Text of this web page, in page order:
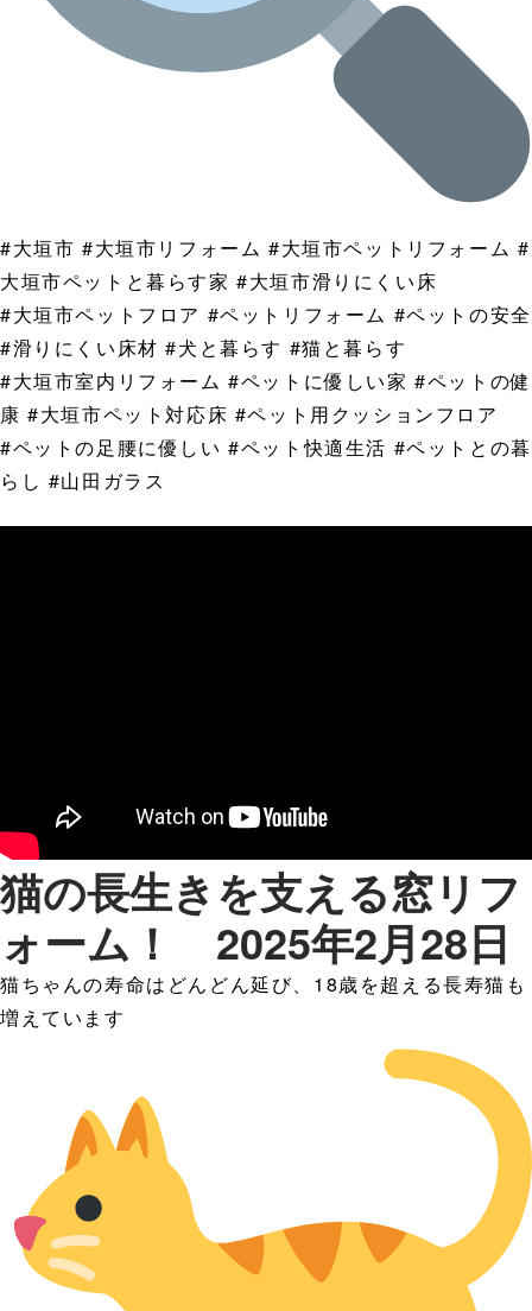
#大垣市 #大垣市リフォーム #大垣市ペットリフォーム #
大垣市ペットと暮らす家 #大垣市滑りにくい床
#大垣市ペットフロア #ペットリフォーム #ペットの安全
#滑りにくい床材 #犬と暮らす #猫と暮らす
#大垣市室内リフォーム #ペットに優しい家 #ペットの健
康 #大垣市ペット対応床 #ペット用クッションフロア
#ペットの足腰に優しい #ペット快適生活 #ペットとの暮
らし #山田ガラス
猫の長生きを支える窓リフ
ォーム！ 2025年2月28日
猫ちゃんの寿命はどんどん延び、18歳を超える長寿猫も
増えています